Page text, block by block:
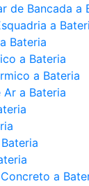
de Bancada a
a
Bateria
a Bateria
a Bateria
a Bateria
a